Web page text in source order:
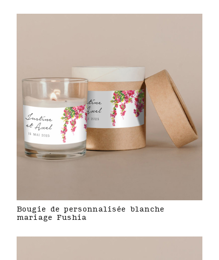
Bougie de personnalisée blanche
mariage Fushia